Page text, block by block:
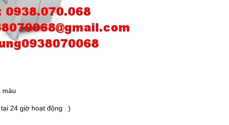
màu
24 giờ hoạt động . )